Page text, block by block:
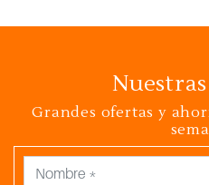
Grandes ofertas y